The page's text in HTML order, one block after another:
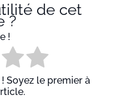
de cet
?
!
Soyez le premier à